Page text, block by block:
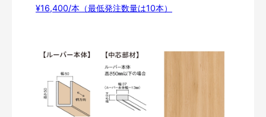
¥16,400/本（最低発注数量は10本）